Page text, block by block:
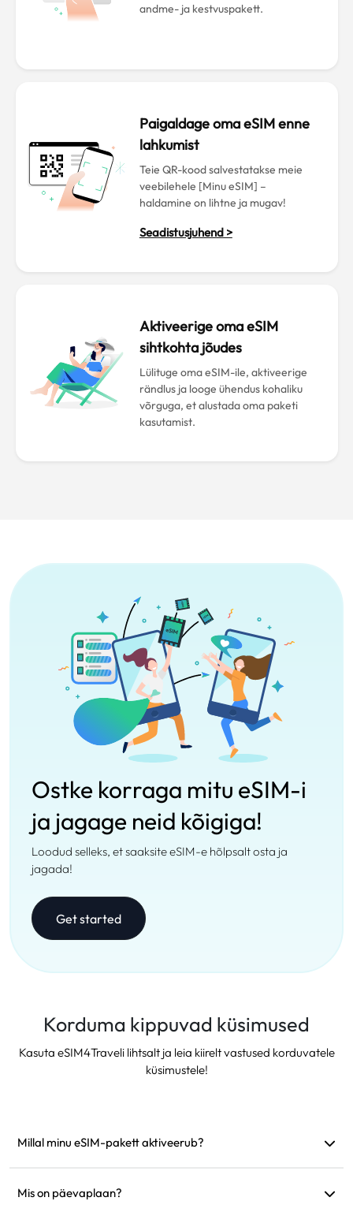
andme- ja kestvuspakett.
Paigaldage oma eSIM enne
lahkumist
Teie QR-kood salvestatakse meie
veebilehele [Minu eSIM] –
haldamine on lihtne ja mugav!
Seadistusjuhend >
Aktiveerige oma eSIM
sihtkohta jõudes
Lülituge oma eSIM-ile, aktiveerige
rändlus ja looge ühendus kohaliku
võrguga, et alustada oma paketi
kasutamist.
Ostke korraga mitu eSIM-i
ja jagage neid kõigiga!
Loodud selleks, et saaksite eSIM-e hõlpsalt osta ja
jagada!
Get started
Korduma kippuvad küsimused
Kasuta eSIM4Traveli lihtsalt ja leia kiirelt vastused korduvatele
küsimustele!
Millal minu eSIM-pakett aktiveerub?
Soovitame see enne reisi paigaldada.
Mis on päevaplaan?